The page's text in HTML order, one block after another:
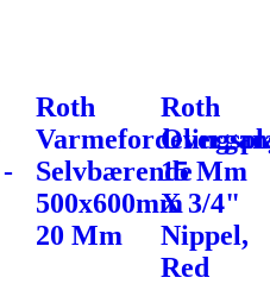
Roth
Selvbærende
500x600mm
20 Mm
Roth
15 Mm
X 3/4"
Nippel,
Red